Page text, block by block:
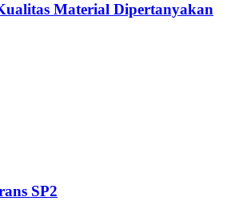
Material Dipertanyakan
SP2